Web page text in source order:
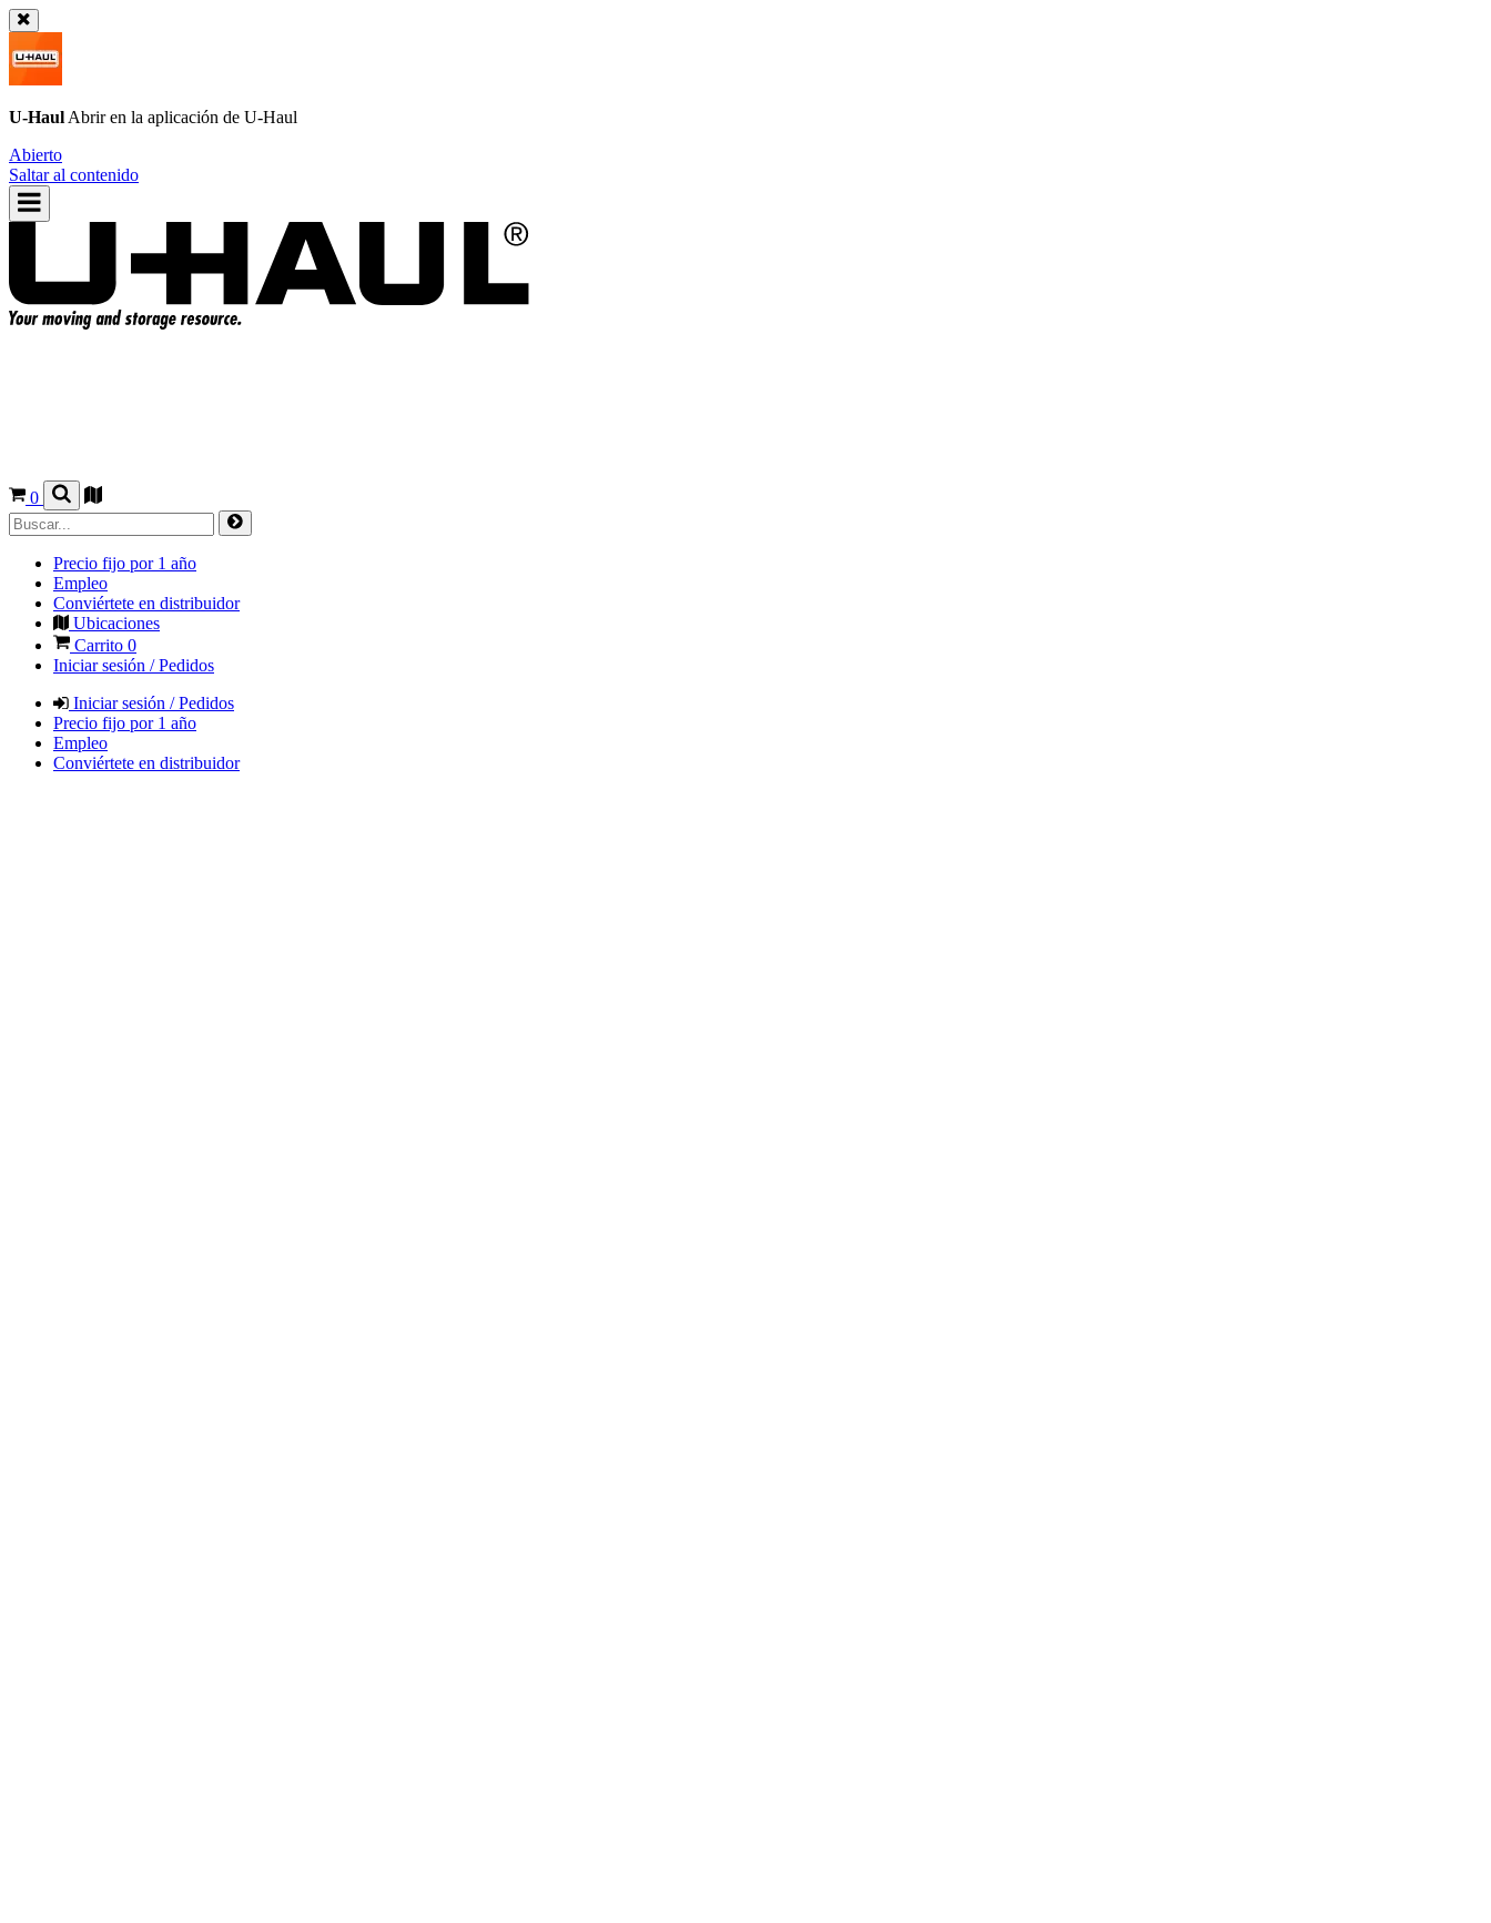
U-Haul Abrir en la aplicación de U-Haul
Abierto
Saltar al contenido
0
Precio fijo por 1 año
Empleo
Conviértete en distribuidor
Ubicaciones
Carrito 0
Iniciar sesión / Pedidos
Iniciar sesión / Pedidos
Precio fijo por 1 año
Empleo
Conviértete en distribuidor